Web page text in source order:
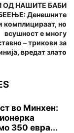
ОД НАШИТЕ БАБИ
Денешните
комплицираат, но
всушност е многу
– трикови за
вредат злато
во Минхен:
350 евра...